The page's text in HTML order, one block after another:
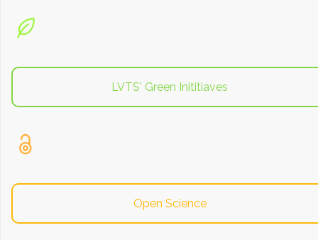
LVTS' Green Inititiaves
Open Science